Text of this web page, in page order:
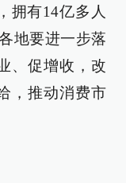
拥有14亿多人
地要进一步落
、促增收，改
，推动消费市